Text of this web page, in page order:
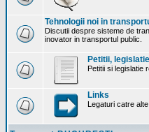
Tehnologii noi in
Discutii despre sisteme de
inovator in transportul public.
Petitii, legislatie
Petitii si legislatie
Links
Legaturi catre